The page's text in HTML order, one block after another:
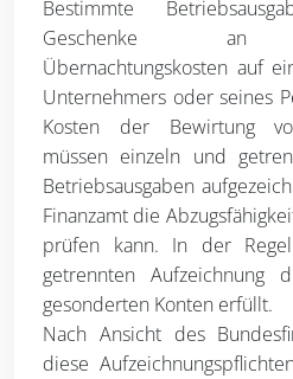
Bestimmte
Geschenke an
Übernachtungskosten auf
Unternehmers oder seines
Kosten der Bewirtung
müssen einzeln und
Betriebsausgaben
Finanzamt die
prüfen kann. In der
getrennten Aufzeichnung
gesonderten Konten erfüllt.
Nach Ansicht des
diese